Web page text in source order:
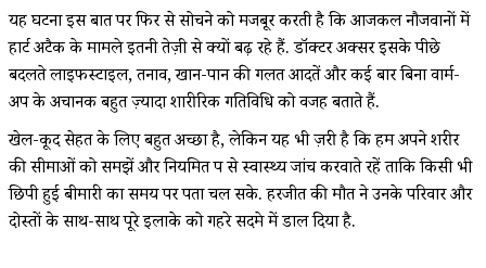
यह घटना इस बात पर फिर से सोचने को मजबूर करती है कि आजकल नौजवानों में
हार्ट अटैक के मामले इतनी तेज़ी से क्यों बढ़ रहे हैं. डॉक्टर अक्सर इसके पीछे
बदलते लाइफस्टाइल, तनाव, खान-पान की गलत आदतें और कई बार बिना वार्म-
अप के अचानक बहुत ज़्यादा शारीरिक गतिविधि को वजह बताते हैं.
खेल-कूद सेहत के लिए बहुत अच्छा है, लेकिन यह भी ज़रूरी है कि हम अपने शरीर
की सीमाओं को समझें और नियमित रूप से स्वास्थ्य जांच करवाते रहें ताकि किसी भी
छिपी हुई बीमारी का समय पर पता चल सके. हरजीत की मौत ने उनके परिवार और
दोस्तों के साथ-साथ पूरे इलाके को गहरे सदमे में डाल दिया है.